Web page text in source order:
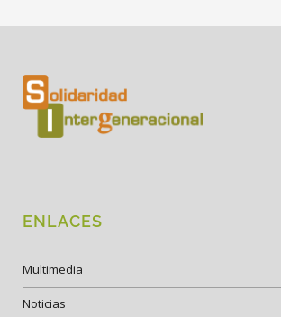
ENLACES
Multimedia
Noticias